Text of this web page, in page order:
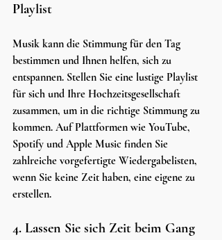
Playlist
Musik kann die Stimmung für den Tag
bestimmen und Ihnen helfen, sich zu
entspannen. Stellen Sie eine lustige Playlist
für sich und Ihre Hochzeitsgesellschaft
zusammen, um in die richtige Stimmung zu
kommen. Auf Plattformen wie YouTube,
Spotify und Apple Music finden Sie
zahlreiche vorgefertigte Wiedergabelisten,
wenn Sie keine Zeit haben, eine eigene zu
erstellen.
4. Lassen Sie sich Zeit beim Gang